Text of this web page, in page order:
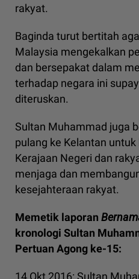
rakyat.
Baginda turut bertitah
Malaysia mengekalkan
dan bersepakat dalam
terhadap negara ini
diteruskan.
Sultan Muhammad juga
pulang ke Kelantan
Kerajaan Negeri dan
menjaga dan
kesejahteraan rakyat.
Memetik laporan
kronologi Sultan
Pertuan Agong ke-15: